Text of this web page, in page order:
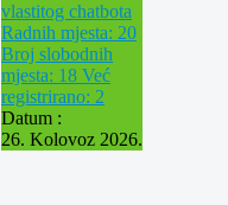
vlastitog chatbota
Radnih mjesta: 20
Broj slobodnih
mjesta: 18 Već
registrirano: 2
Datum :
26. Kolovoz 2026.